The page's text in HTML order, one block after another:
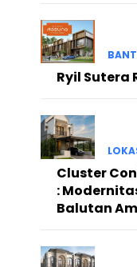
Ryil Sutera
Cluster
:
Balutan